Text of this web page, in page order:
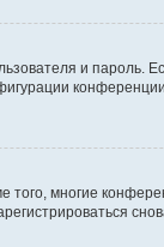
и
многие
снова